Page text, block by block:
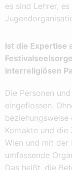
es sind Lehrer,
Ist die Expertise
interreligiösen
Die Personen
eingeflossen.
Kontakte und die
Wien und mit der
umfassende
Das heißt, die